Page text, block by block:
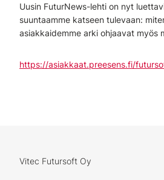
Uusin FuturNews-lehti on nyt
suuntaamme katseen tulevaan:
asiakkaidemme arki ohjaavat myös
https://asiakkaat.preesens.fi/
Vitec Futursoft Oy